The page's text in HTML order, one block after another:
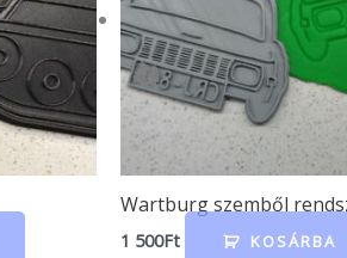
Wartburg szemből
1 500Ft KOSÁRBA